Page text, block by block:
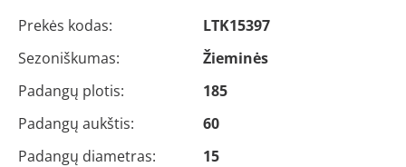
Prekės kodas:
LTK15397
Sezoniškumas:
Žieminės
Padangų plotis:
185
Padangų aukštis:
60
Padangų diametras:
15